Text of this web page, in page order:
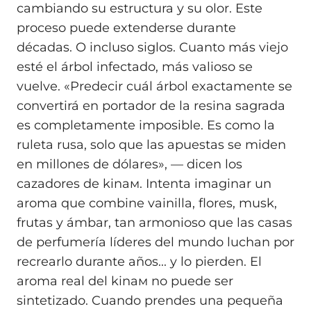
cambiando su estructura y su olor. Este
proceso puede extenderse durante
décadas. O incluso siglos. Cuanto más viejo
esté el árbol infectado, más valioso se
vuelve. «Predecir cuál árbol exactamente se
convertirá en portador de la resina sagrada
es completamente imposible. Es como la
ruleta rusa, solo que las apuestas se miden
en millones de dólares», — dicen los
cazadores de kinaм. Intenta imaginar un
aroma que combine vainilla, flores, musk,
frutas y ámbar, tan armonioso que las casas
de perfumería líderes del mundo luchan por
recrearlo durante años... y lo pierden. El
aroma real del kinaм no puede ser
sintetizado. Cuando prendes una pequeña